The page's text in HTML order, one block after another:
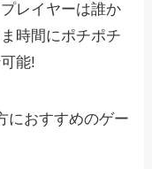
レイヤーは誰か
時間にポチポチ
能!
におすすめのゲー